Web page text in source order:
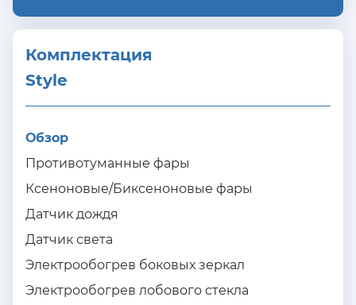
Комплектация
Style
Обзор
Противотуманные фары
Ксеноновые/Биксеноновые фары
Датчик дождя
Датчик света
Электрообогрев боковых зеркал
Электрообогрев лобового стекла